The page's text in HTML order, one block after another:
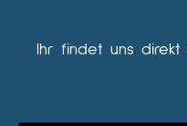
Ihr findet uns